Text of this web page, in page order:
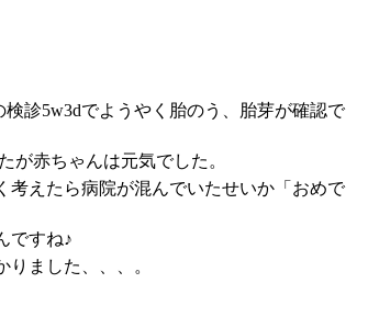
診5w3dでようやく胎のう、胎芽が確認で
赤ちゃんは元気でした。
考えたら病院が混んでいたせいか「おめで
ですね♪
ました、、、。